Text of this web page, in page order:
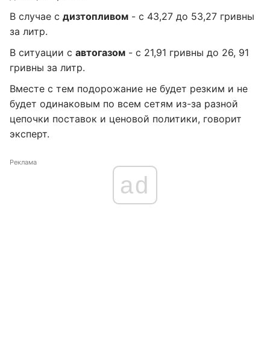
В случае с дизтопливом - с 43,27 до 53,27 гривны
за литр.
В ситуации с автогазом - с 21,91 гривны до 26, 91
гривны за литр.
Вместе с тем подорожание не будет резким и не
будет одинаковым по всем сетям из-за разной
цепочки поставок и ценовой политики, говорит
эксперт.
Реклама
ad